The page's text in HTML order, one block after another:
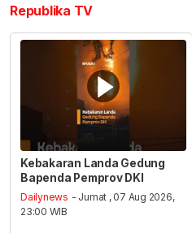
Republika TV
Kebakaran Landa Gedung
Bapenda Pemprov DKI
Dailynews - Jumat , 07 Aug 2026,
23:00 WIB